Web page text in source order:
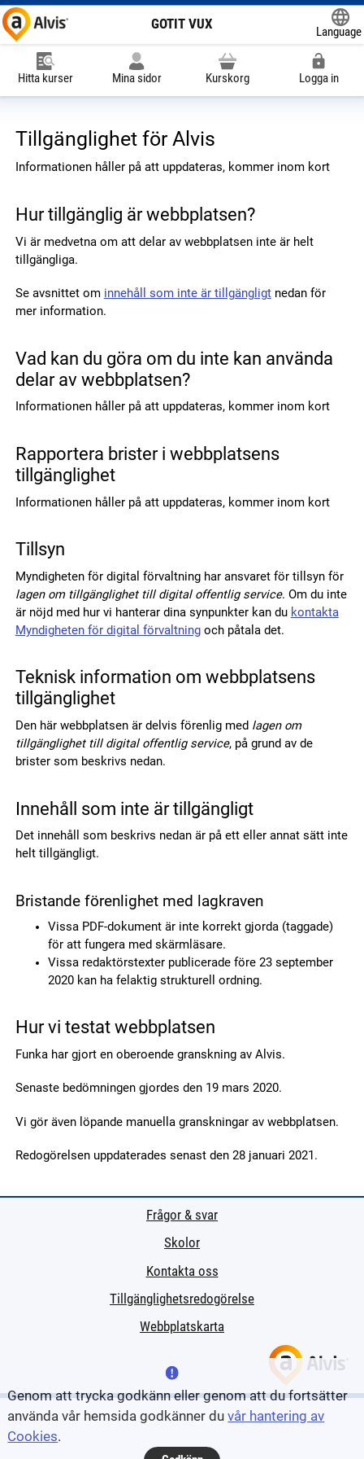
GOTIT VUX
Language
Hitta kurser Mina sidor Kurskorg Logga in
Tillgänglighet för Alvis
Informationen håller på att uppdateras, kommer inom kort
Hur tillgänglig är webbplatsen?
Vi är medvetna om att delar av webbplatsen inte är helt
tillgängliga.
Se avsnittet om innehåll som inte är tillgängligtnedan för
mer information.
Vad kan du göra om du inte kan använda
delar av webbplatsen?
Informationen håller på att uppdateras, kommer inom kort
Rapportera brister i webbplatsens
tillgänglighet
Informationen håller på att uppdateras, kommer inom kort
Tillsyn
Myndigheten för digital förvaltning har ansvaret för tillsyn för
lagen om tillgänglighet till digital offentlig service. Om du inte
är nöjd med hur vi hanterar dina synpunkter kan du kontakta
Myndigheten för digital förvaltningoch påtala det.
Teknisk information om webbplatsens
tillgänglighet
Den här webbplatsen är delvis förenlig med lagen om
tillgänglighet till digital offentlig service, på grund av de
brister som beskrivs nedan.
Innehåll som inte är tillgängligt
Det innehåll som beskrivs nedan är på ett eller annat sätt inte
helt tillgängligt.
Bristande förenlighet med lagkraven
Vissa PDF-dokument är inte korrekt gjorda (taggade)
för att fungera med skärmläsare.
Vissa redaktörstexter publicerade före 23 september
2020 kan ha felaktig strukturell ordning.
Hur vi testat webbplatsen
Funka har gjort en oberoende granskning av Alvis.
Senaste bedömningen gjordes den 19 mars 2020.
Vi gör även löpande manuella granskningar av webbplatsen.
Redogörelsen uppdaterades senast den 28 januari 2021.
Frågor & svar
Skolor
Kontakta oss
Tillgänglighetsredogörelse
Webbplatskarta
Genom att trycka godkänn eller genom att du fortsätter
använda vår hemsida godkänner duvår hantering av
Cookies.